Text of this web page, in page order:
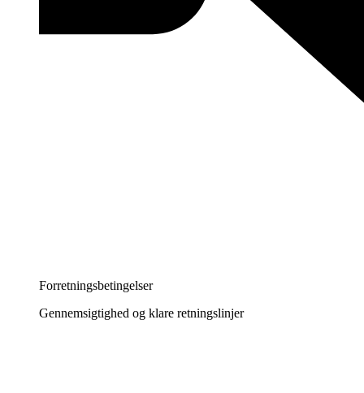
Forretningsbetingelser
Gennemsigtighed og klare retningslinjer